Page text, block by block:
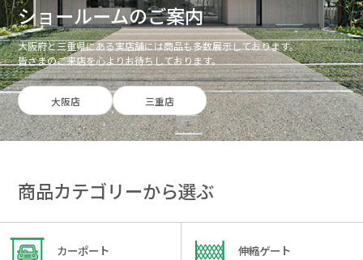
ショールームのご案内
大阪府と三重県にある実店舗には商品も多数展示しております。
皆さまのご来店を心よりお待ちしております。
大阪店 三重店
商品カテゴリーから選ぶ
カーポート 伸縮ゲート